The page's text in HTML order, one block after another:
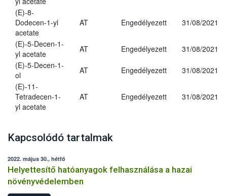
(E)-8-
Dodecen-1-yl
acetate
AT Engedélyezett 31/08/2021
(E)-5-Decen-1-
yl acetate
AT Engedélyezett
31/08/2021
(E)-5-Decen-1-
ol
AT Engedélyezett
31/08/2021
(E)-11-
Tetradecen-1-
yl acetate
AT Engedélyezett 31/08/2021
Kapcsolódó tartalmak
2022. május 30., hétfő
Helyettesítő hatóanyagok felhasználása a hazai
növényvédelemben